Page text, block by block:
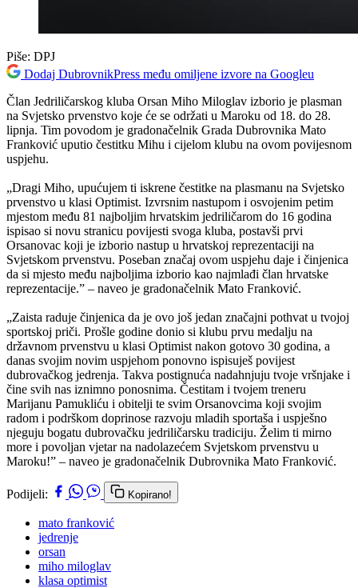
Piše: DPJ
Dodaj DubrovnikPress među omiljene izvore na Googleu
Član Jedriličarskog kluba Orsan Miho Miloglav izborio je plasman
na Svjetsko prvenstvo koje će se održati u Maroku od 18. do 28.
lipnja. Tim povodom je gradonačelnik Grada Dubrovnika Mato
Franković uputio čestitku Mihu i cijelom klubu na ovom povijesnom
uspjehu.
„Dragi Miho, upućujem ti iskrene čestitke na plasmanu na Svjetsko
prvenstvo u klasi Optimist. Izvrsnim nastupom i osvojenim petim
mjestom među 81 najboljim hrvatskim jedriličarom do 16 godina
ispisao si novu stranicu povijesti svoga kluba, postavši prvi
Orsanovac koji je izborio nastup u hrvatskoj reprezentaciji na
Svjetskom prvenstvu. Poseban značaj ovom uspjehu daje i činjenica
da si mjesto među najboljima izborio kao najmlađi član hrvatske
reprezentacije.” – naveo je gradonačelnik Mato Franković.
„Zaista raduje činjenica da je ovo još jedan značajni pothvat u tvojoj
sportskoj priči. Prošle godine donio si klubu prvu medalju na
državnom prvenstvu u klasi Optimist nakon gotovo 30 godina, a
danas svojim novim uspjehom ponovno ispisuješ povijest
dubrovačkog jedrenja. Takva postignuća nadahnjuju tvoje vršnjake i
čine svih nas iznimno ponosnima. Čestitam i tvojem treneru
Marijanu Pamukliću i obitelji te svim Orsanovcima koji svojim
radom i podrškom doprinose razvoju mladih sportaša i uspješno
njeguju bogatu dubrovačku jedriličarsku tradiciju. Želim ti mirno
more i povoljan vjetar na nadolazećem Svjetskom prvenstvu u
Maroku!” – naveo je gradonačelnik Dubrovnika Mato Franković.
Podijeli: Kopirano!
mato franković
jedrenje
orsan
miho miloglav
klasa optimist